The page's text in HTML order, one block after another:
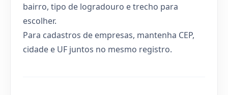
bairro, tipo de logradouro e trecho para
escolher.
Para cadastros de empresas, mantenha CEP,
cidade e UF juntos no mesmo registro.